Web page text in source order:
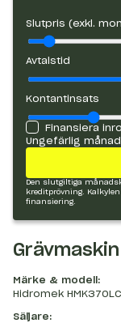
Slutpris (exkl.
Avtalstid
Kontantinsats
Finansiera
Ungefärlig
Den slutgiltiga
kreditprövning. Kalkylen
finansiering.
Märke & modell:
Hidromek HMK370LC
Säljare: